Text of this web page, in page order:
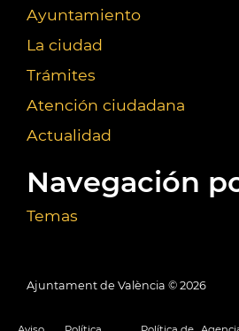
Ayuntamiento
La ciudad
Trámites
Atención ciudadana
Actualidad
Navegación
Temas
Ajuntament de València © 2026